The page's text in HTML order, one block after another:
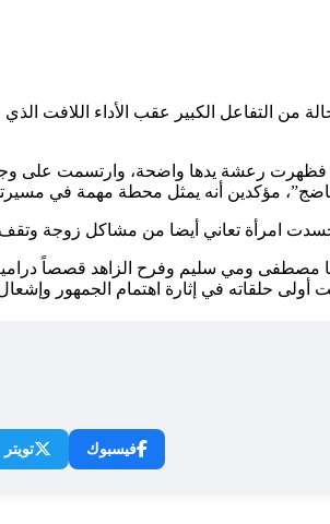
التفاعل الكبير عقب الأداء اللافت
رعشة يدها واضحة، وارتسمت على وجهها
مؤكدين أنه يمثل محطة مهمة في
امرأة تعاني أيضا من مشاكل زوجة
مصطفى ومي سليم وفرح الزاهد قصصاً
أولى حلقاته في إثارة اهتمام الجمهور
فيسبوك تويتر